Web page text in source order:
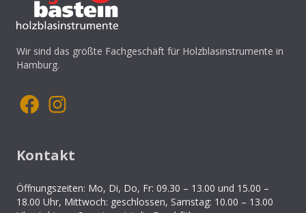
Wir sind das größte Fachgeschäft für Holzblasinstrumente in
Hamburg.
Kontakt
Öffnungszeiten: Mo, Di, Do, Fr: 09.30 – 13.00 und 15.00 –
18.00 Uhr, Mittwoch: geschlossen, Samstag: 10.00 – 13.00